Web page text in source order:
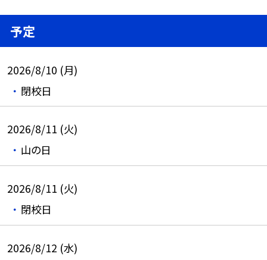
予定
2026/8/10 (月)
閉校日
2026/8/11 (火)
山の日
2026/8/11 (火)
閉校日
2026/8/12 (水)